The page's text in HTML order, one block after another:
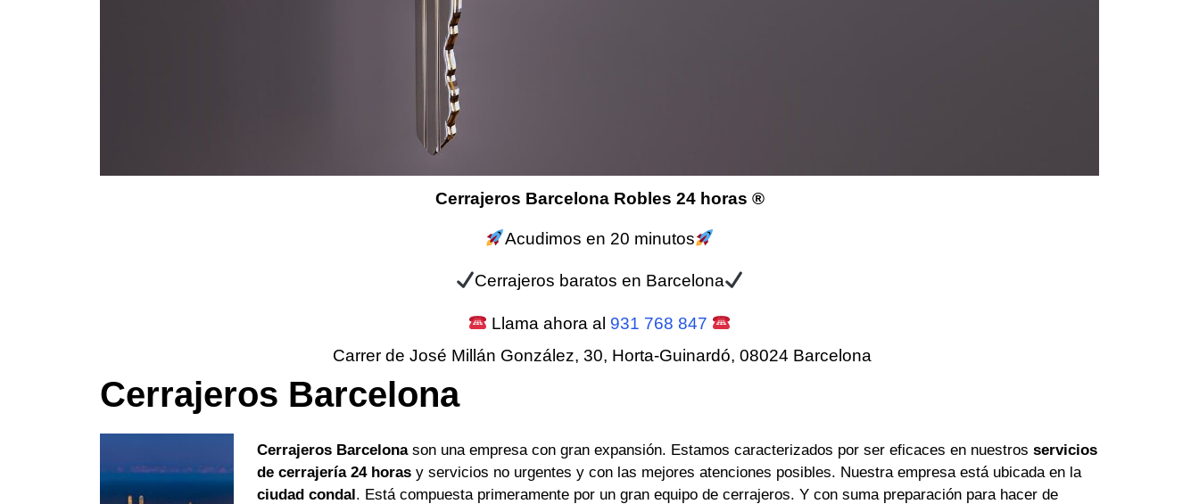
Cerrajeros Barcelona Robles 24 horas ®
Acudimos en 20 minutos
Cerrajeros baratos en Barcelona
Llama ahora al 931 768 847
Carrer de José Millán González, 30, Horta-Guinardó, 08024 Barcelona
Cerrajeros Barcelona
Cerrajeros Barcelonason una empresa con gran expansión. Estamos caracterizados por ser eficaces en nuestros servicios
de cerrajería 24 horasy servicios no urgentes y con las mejores atenciones posibles. Nuestra empresa está ubicada en la
ciudad condal. Está compuesta primeramente por un gran equipo de cerrajeros. Y con suma preparación para hacer de